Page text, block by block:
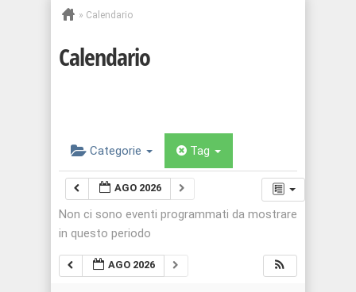
» Calendario
Calendario
Categorie Tag
AGO 2026
Non ci sono eventi programmati da mostrare
in questo periodo
AGO 2026